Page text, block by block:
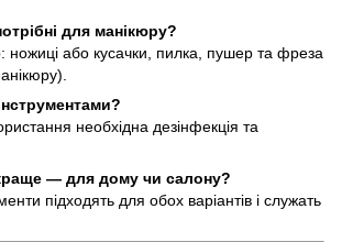
для манікюру?
ножиці або кусачки, пилка, пушер та фреза
необхідна дезінфекція та
— для дому чи салону?
підходять для обох варіантів і служать